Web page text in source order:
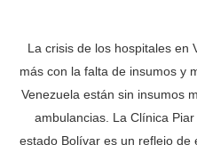
La crisis de los hospitales en
más con la falta de insumos y
Venezuela están sin insumos
ambulancias. La Clínica
estado Bolívar es un reflejo de